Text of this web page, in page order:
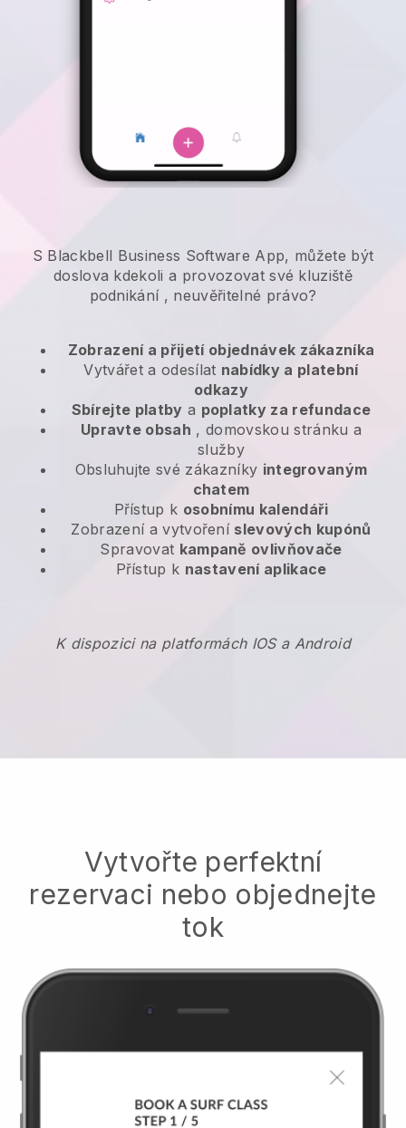
S Blackbell Business Software App, můžete být
doslova kdekoli a provozovat své kluziště
podnikání, neuvěřitelné právo?
Zobrazení a přijetí objednávek zákazníka
Vytvářet a odesílat nabídky a platební
odkazy
Sbírejte platby a poplatky za refundace
Upravte obsah , domovskou stránku a
služby
Obsluhujte své zákazníky integrovaným
chatem
Přístup k osobnímu kalendáři
Zobrazení a vytvoření slevových kupónů
Spravovat kampaně ovlivňovače
Přístup k nastavení aplikace
K dispozici na platformách IOS a Android
Vytvořte perfektní
rezervaci nebo objednejte
tok